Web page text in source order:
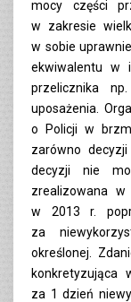
mocy części
w zakresie
w sobie
ekwiwalentu w
przelicznika
uposażenia.
o Policji w
zarówno
decyzji nie
zrealizowana
w 2013 r.
za
określonej.
konkretyzująca
za 1 dzień